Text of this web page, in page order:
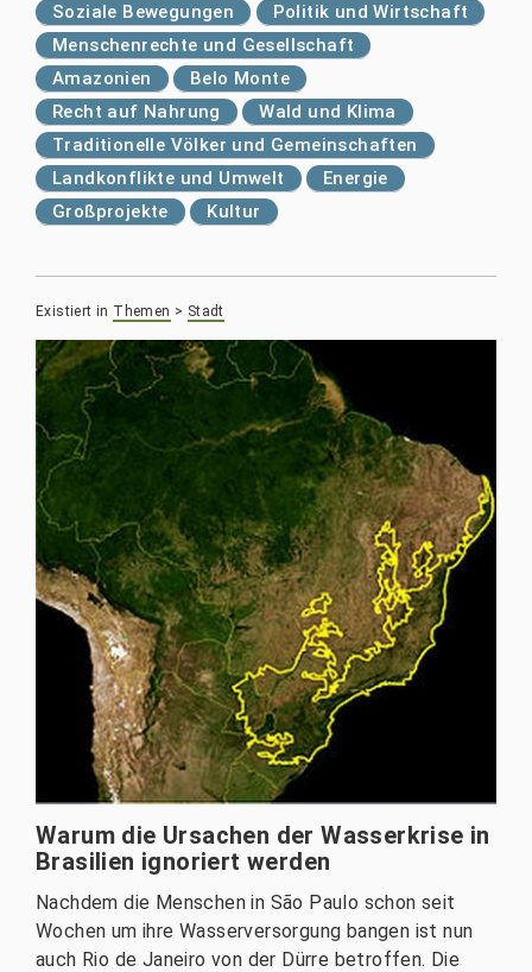
Soziale Bewegungen
Politik und Wirtschaft
Menschenrechte und Gesellschaft
Amazonien
Belo Monte
Recht auf Nahrung
Wald und Klima
Traditionelle Völker und Gemeinschaften
Landkonflikte und Umwelt
Energie
Großprojekte
Kultur
Existiert in Themen > Stadt
Warum die Ursachen der Wasserkrise in
Brasilien ignoriert werden
Nachdem die Menschen in São Paulo schon seit
Wochen um ihre Wasserversorgung bangen ist nun
auch Rio de Janeiro von der Dürre betroffen. Die